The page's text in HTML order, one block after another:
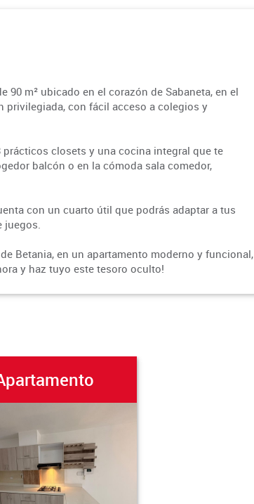
m² ubicado en el corazón de Sabaneta, en el
con fácil acceso a colegios y
closets y una cocina integral que te
balcón o en la cómoda sala comedor,
con un cuarto útil que podrás adaptar a tus
juegos.
Betania, en un apartamento moderno y funcional,
y haz tuyo este tesoro oculto!